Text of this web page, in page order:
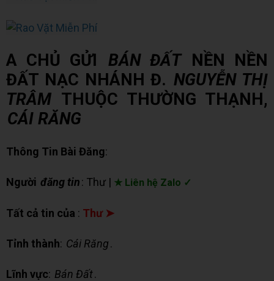
A CHỦ GỬI BÁN ĐẤTNỀN NỀN
ĐẤT NẠC NHÁNH Đ. NGUYỄN THỊ
TRÂM THUỘC THƯỜNG THẠNH,
CÁI RĂNG
Thông Tin Bài Đăng:
Người đăng tin: Thư | ★ Liên hệ Zalo ✓
Tất cả tin của : Thư ➤
Tỉnh thành: Cái Răng.
Lĩnh vực: Bán Đất.